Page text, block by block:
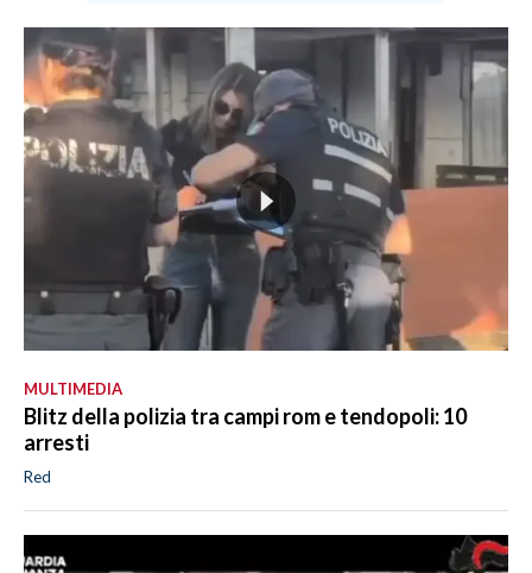
MULTIMEDIA
Blitz della polizia tra campi rom e tendopoli: 10
arresti
Red